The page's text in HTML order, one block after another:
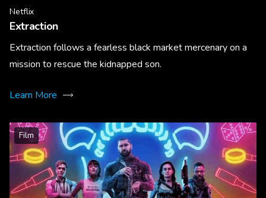
Netflix
Extraction
Extraction follows a fearless black market mercenary on a
mission to rescue the kidnapped son.
Learn More
Film